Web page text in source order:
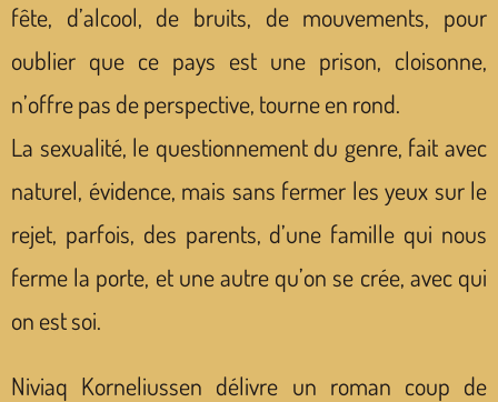
fête, d’alcool, de bruits, de mouvements, pour
oublier que ce pays est une prison, cloisonne,
n’offre pas de perspective, tourne en rond.
La sexualité, le questionnement du genre, fait avec
naturel, évidence, mais sans fermer les yeux sur le
rejet, parfois, des parents, d’une famille qui nous
ferme la porte, et une autre qu’on se crée, avec qui
on est soi.
Niviaq Korneliussen délivre un roman coup de